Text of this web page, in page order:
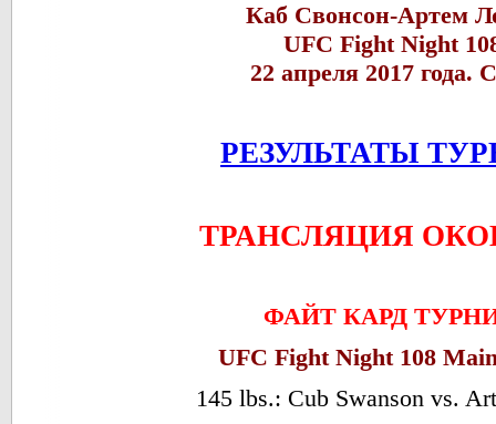
Каб Свонсон-Артем
UFC Fight Night
22 апреля 2017
РЕЗУЛЬТАТЫ
ТРАНСЛЯЦИЯ
ФАЙТ КАРД
UFC Fight Night 108
145 lbs.: Cub Swanson vs.